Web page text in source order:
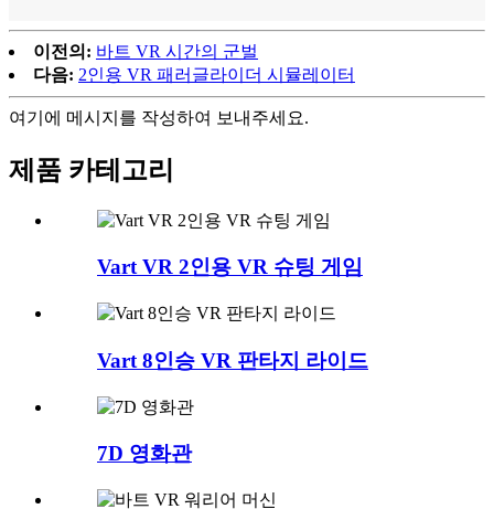
이전의: 바트 VR 시간의 군벌
다음: 2인용 VR 패러글라이더 시뮬레이터
여기에 메시지를 작성하여 보내주세요.
제품 카테고리
Vart VR 2인용 VR 슈팅 게임
Vart 8인승 VR 판타지 라이드
7D 영화관